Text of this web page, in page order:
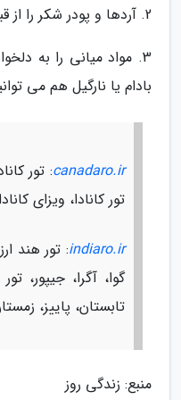
2. آردها و پودر شکر را از قبل الک کنید.
3. مواد میانی را به
بادام یا نارگیل هم می
canadaro.ir: تور
تور کانادا، ویزای کانادا
indiaro.ir
گوا، آگرا، جیپور،
تابستان، پاییز،
منبع: زندگی روز